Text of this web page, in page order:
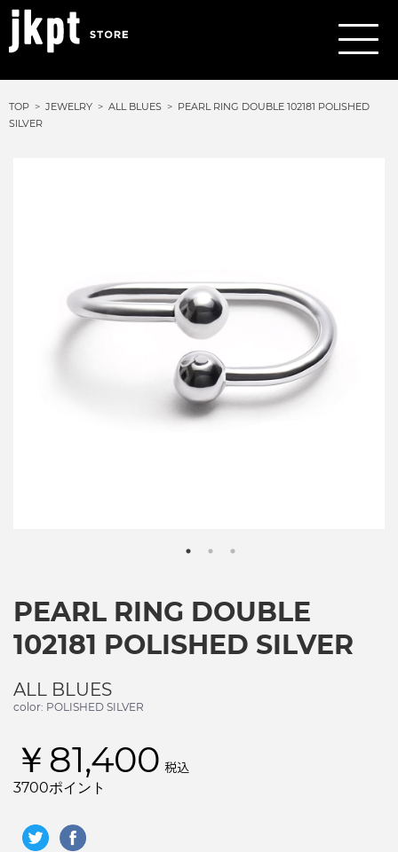
TOP JEWELRY ALL BLUES
PEARL RING DOUBLE 102181 POLISHED
SILVER
PEARL RING DOUBLE
102181 POLISHED SILVER
ALL BLUES
color: POLISHED SILVER
￥81,400 税込
3700ポイント